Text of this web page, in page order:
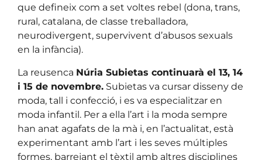
que defineix com a set voltes rebel (dona, trans,
rural, catalana, de classe treballadora,
neurodivergent, supervivent d’abusos sexuals
en la infància).
La reusenca Núria Subietas continuarà el 13, 14
i 15 de novembre. Subietas va cursar disseny de
moda, tall i confecció, i es va especialitzar en
moda infantil. Per a ella l’art i la moda sempre
han anat agafats de la mà i, en l’actualitat, està
experimentant amb l’art i les seves múltiples
formes, barrejant el tèxtil amb altres disciplines